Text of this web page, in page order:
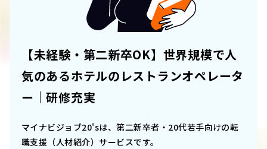
【未経験・第二新卒OK】世界規模で人
気のあるホテルのレストランオペレータ
ー｜研修充実
マイナビジョブ20'sは、第二新卒者・20代若手向けの転
職支援（人材紹介）サービスです。